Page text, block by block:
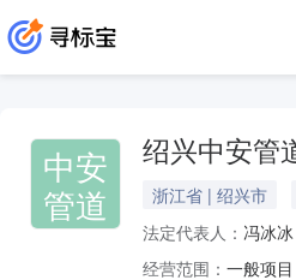
中安
管道
绍兴中安管
浙江省 | 绍兴市
法定代表人： 冯冰冰
经营范围：